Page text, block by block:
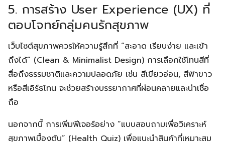
5. การสร้าง User Experience (UX) ที่
ตอบโจทย์กลุ่มคนรักสุขภาพ
เว็บไซต์สุขภาพควรให้ความรู้สึกที่ “สะอาด เรียบง่าย และเข้า
ถึงได้” (Clean & Minimalist Design) การเลือกใช้โทนสีที่
สื่อถึงธรรมชาติและความปลอดภัย เช่น สีเขียวอ่อน, สีฟ้าขาว
หรือสีเอิร์ธโทน จะช่วยสร้างบรรยากาศที่ผ่อนคลายและน่าเชื่อ
ถือ
นอกจากนี้ การเพิ่มฟีเจอร์อย่าง “แบบสอบถามเพื่อวิเคราะห์
สุขภาพเบื้องต้น” (Health Quiz) เพื่อแนะนำสินค้าที่เหมาะสม